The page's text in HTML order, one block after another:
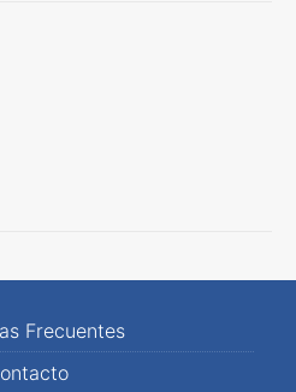
Frecuentes